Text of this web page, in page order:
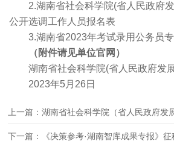
2.湖南省社会科学院(省人民政府
公开选调工作人员报名表
3.湖南省2023年考试录用公务员
（附件请见单位官网）
湖南省社会科学院(省人民政府发
2023年5月26日
下一篇：《决策参考·湖南智库成果专报》征